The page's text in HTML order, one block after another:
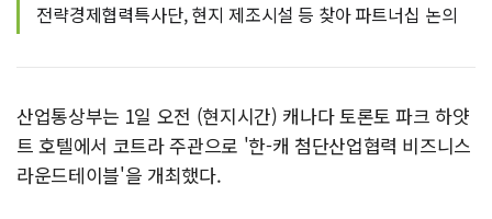
전략경제협력특사단, 현지 제조시설 등 찾아 파트너십 논의
산업통상부는 1일 오전 (현지시간) 캐나다 토론토 파크 하얏
트 호텔에서 코트라 주관으로 '한-캐 첨단산업협력 비즈니스
라운드테이블'을 개최했다.